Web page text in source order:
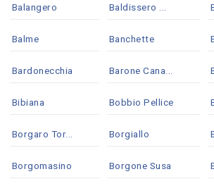
Balangero Baldissero ...
Balme Banchette
Bardonecchia Barone Cana...
Bibiana Bobbio Pellice
Borgaro Tor... Borgiallo
Borgomasino Borgone Susa